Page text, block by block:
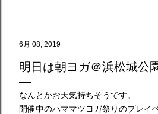
6月 08, 2019
明日は朝ヨガ＠浜松城公
なんとかお天気持ちそうです。
開催中のハママツヨガ祭りのプレイ